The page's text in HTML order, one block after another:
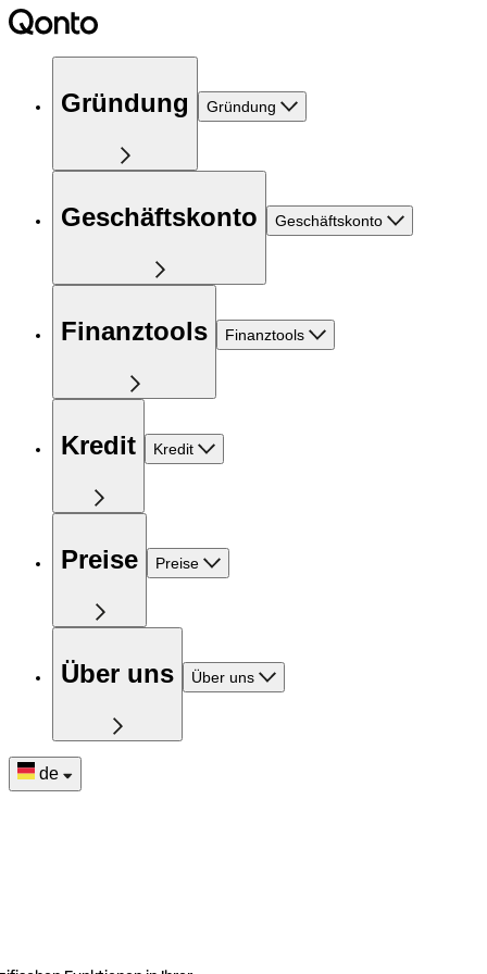
Gründung Gründung
Geschäftskonto Geschäftskonto
Finanztools Finanztools
Kredit Kredit
Preise Preise
Über uns Über uns
de